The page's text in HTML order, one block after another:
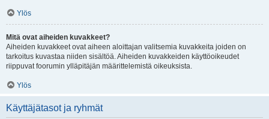
Ylös
Mitä ovat aiheiden kuvakkeet?
Aiheiden kuvakkeet ovat aiheen aloittajan valitsemia kuvakkeita joiden on
tarkoitus kuvastaa niiden sisältöä. Aiheiden kuvakkeiden käyttöoikeudet
riippuvat foorumin ylläpitäjän määrittelemistä oikeuksista.
Ylös
Käyttäjätasot ja ryhmät